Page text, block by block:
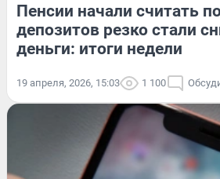
Пенсии начали считать
депозитов резко стали
деньги: итоги недели
19 апреля, 2026, 15:03 1 100